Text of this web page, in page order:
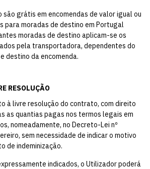
são grátis em encomendas de valor igual ou
para moradas de destino em Portugal
moradas de destino aplicam-se os
pela transportadora, dependentes do
destino da encomenda.
RESOLUÇÃO
à livre resolução do contrato, com direito
as quantias pagas nos termos legais em
nomeadamente, no Decreto-Lei nº
sem necessidade de indicar o motivo
de indeminização.
indicados, o Utilizador poderá